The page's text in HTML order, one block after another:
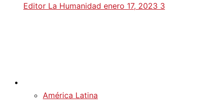
Editor La Humanidad enero 17, 2023 3
América Latina